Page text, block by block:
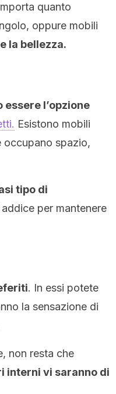
quanto
oppure mobili
la bellezza.
l’opzione
Esistono mobili
occupano spazio,
tipo di
per mantenere
. In essi potete
la sensazione di
non resta che
interni vi saranno di